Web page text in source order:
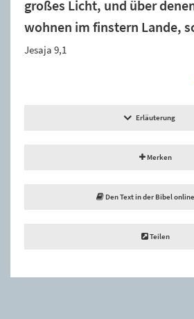
großes Licht, und über
wohnen im finstern Lande,
Jesaja 9,1
Erläuterung
Merken
Den Text in der Bibel
Teilen